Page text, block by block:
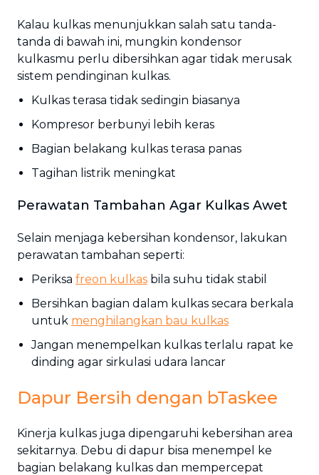
Kalau kulkas menunjukkan salah satu tanda-
tanda di bawah ini, mungkin kondensor
kulkasmu perlu dibersihkan agar tidak merusak
sistem pendinginan kulkas.
Kulkas terasa tidak sedingin biasanya
Kompresor berbunyi lebih keras
Bagian belakang kulkas terasa panas
Tagihan listrik meningkat
Perawatan Tambahan Agar Kulkas Awet
Selain menjaga kebersihan kondensor, lakukan
perawatan tambahan seperti:
Periksa freon kulkas bila suhu tidak stabil
Bersihkan bagian dalam kulkas secara berkala
untuk menghilangkan bau kulkas
Jangan menempelkan kulkas terlalu rapat ke
dinding agar sirkulasi udara lancar
Dapur Bersih dengan bTaskee
Kinerja kulkas juga dipengaruhi kebersihan area
sekitarnya. Debu di dapur bisa menempel ke
bagian belakang kulkas dan mempercepat